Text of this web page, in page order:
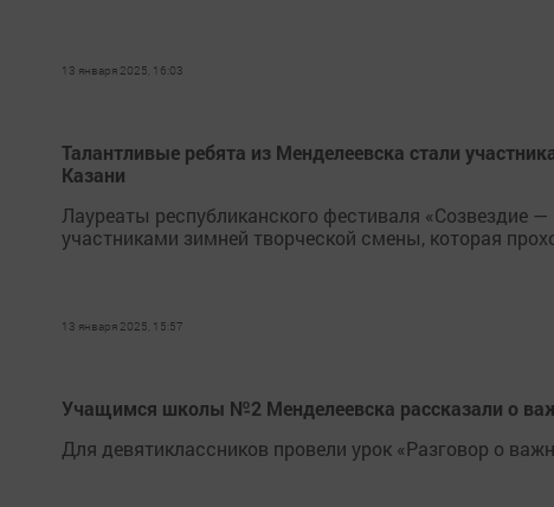
13 января 2025, 16:03
Талантливые ребята из Менделеевска стали
Казани
Лауреаты республиканского фестиваля
участниками зимней творческой смены, которая
13 января 2025, 15:57
Учащимся школы №2 Менделеевска рассказали о
Для девятиклассников провели урок «Разговор о